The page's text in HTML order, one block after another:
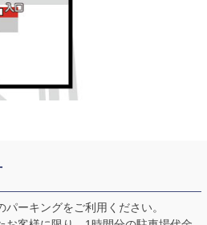
ーキングをご利用ください。